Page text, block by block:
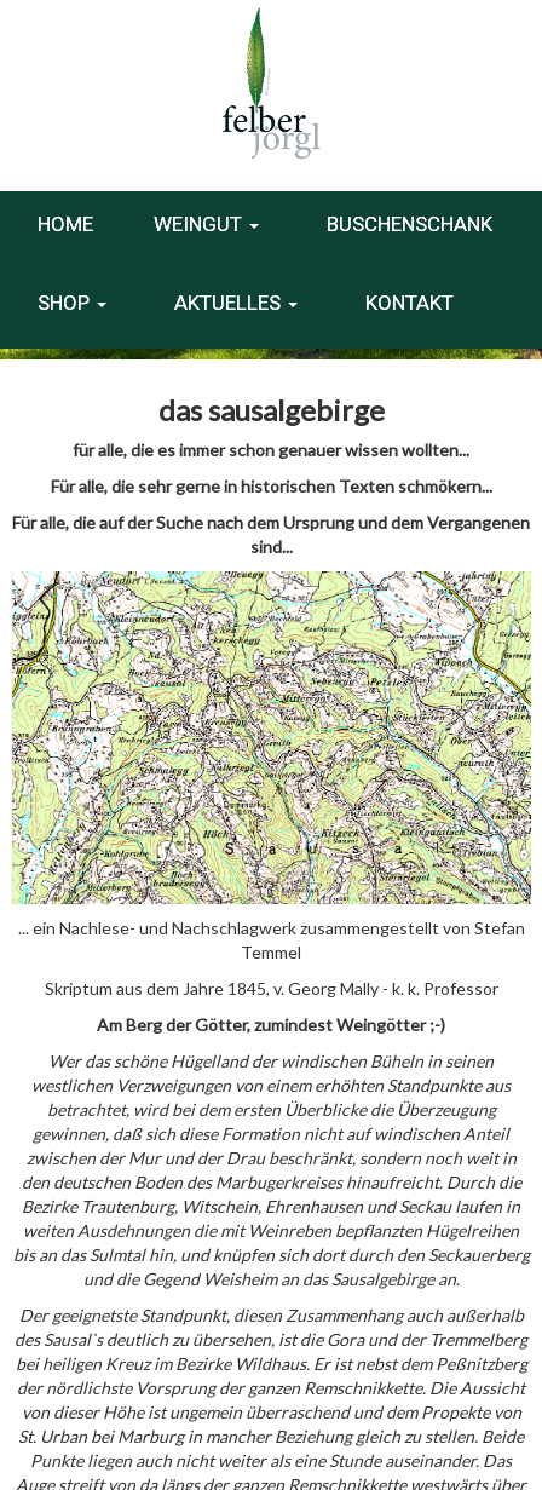
HOME WEINGUT BUSCHENSCHANK
SHOP AKTUELLES KONTAKT
das sausalgebirge
für alle, die es immer schon genauer wissen wollten...
Für alle, die sehr gerne in historischen Texten schmökern...
Für alle, die auf der Suche nach dem Ursprung und dem Vergangenen
sind...
... ein Nachlese- und Nachschlagwerk zusammengestellt von Stefan
Temmel
Skriptum aus dem Jahre 1845, v. Georg Mally - k. k. Professor
Am Berg der Götter, zumindest Weingötter ;-)
Wer das schöne Hügelland der windischen Büheln in seinen
westlichen Verzweigungen von einem erhöhten Standpunkte aus
betrachtet, wird bei dem ersten Überblicke die Überzeugung
gewinnen, daß sich diese Formation nicht auf windischen Anteil
zwischen der Mur und der Drau beschränkt, sondern noch weit in
den deutschen Boden des Marbugerkreises hinaufreicht. Durch die
Bezirke Trautenburg, Witschein, Ehrenhausen und Seckau laufen in
weiten Ausdehnungen die mit Weinreben bepflanzten Hügelreihen
bis an das Sulmtal hin, und knüpfen sich dort durch den Seckauerberg
und die Gegend Weisheim an das Sausalgebirge an.
Der geeignetste Standpunkt, diesen Zusammenhang auch außerhalb
des Sausal`s deutlich zu übersehen, ist die Gora und der Tremmelberg
bei heiligen Kreuz im Bezirke Wildhaus. Er ist nebst dem Peßnitzberg
der nördlichste Vorsprung der ganzen Remschnikkette. Die Aussicht
von dieser Höhe ist ungemein überraschend und dem Propekte von
St. Urban bei Marburg in mancher Beziehung gleich zu stellen. Beide
Punkte liegen auch nicht weiter als eine Stunde auseinander. Das
Auge streift von da längs der ganzen Remschnikkette westwärts über